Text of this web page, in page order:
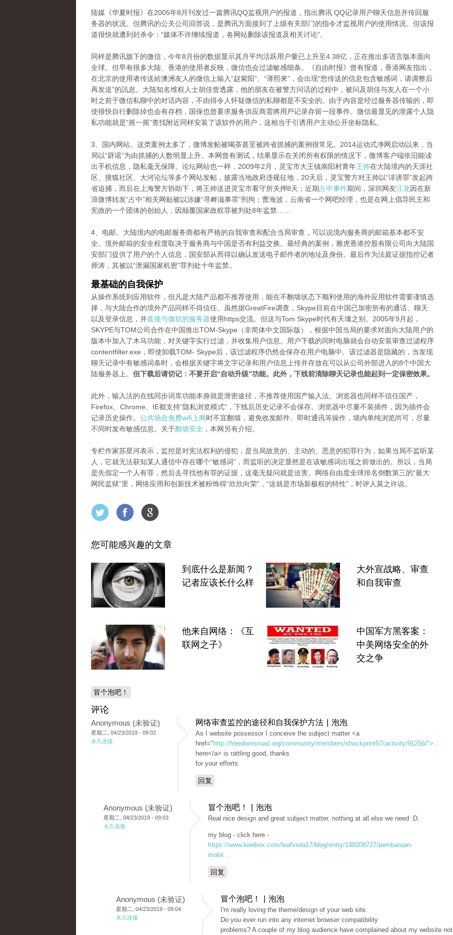
陆媒《华夏时报》在2005年8月刊发过一篇腾讯QQ监视用户的报道，指出腾讯 QQ记录用户聊天信息并传回服
务器的状况。但腾讯的公关公司回答说，是腾讯方面接到了上级有关部门的指令才监视用户的使用情况。但该报
道很快就遭到封杀令：“媒体不许继续报道，各网站删除该报道及相关讨论”。
同样是腾讯旗下的微信，今年8月份的数据显示其月平均活跃用户量已上升至4.38亿，正在推出多语言版本面向
全球。但早有很多大陆、香港的使用者反映，微信也会过滤敏感细条。《自由时报》曾有报道，香港网友指出，
在北京的使用者传送給澳洲友人的微信上输入“赵紫阳”、“薄熙來”，会出现“您传送的信息包含敏感词，请调整后
再发送”的訊息。大陆知名维权人士胡佳曾透露，他的朋友在被警方问话的过程中，被问及胡佳与友人在一个小
时之前于微信私聊中的对话内容，不由得令人怀疑微信的私聊都是不安全的。由于內容是经过服务器传输的，即
使很快自行删除掉也会有存档，国保也曾要求服务供应商需將用戶记录存留一段事件。微信最显见的泄露个人隐
私功能就是“摇一摇”查找附近同样安装了该软件的用户，这相当于引诱用户主动公开坐标隐私。
3、国内网站。这类案例太多了，微博发帖被喝茶甚至被跨省抓捕的案例很常见。2014运动式净网启动以来，当
局以“辟谣”为由抓捕的人数明显上升。本网曾有测试，结果显示在关闭所有权限的情况下，微博客户端依旧能读
出手机信息，隐私毫无保障。论坛网站也一样，2009年2月，灵宝市大王镇南阳村青年王帅在大陆境内的天涯社
区、搜狐社区、大河论坛等多个网站发帖，披露当地政府违规征地，20天后，灵宝警方对王帅以“诽谤罪”发起跨
省追捕，而后在上海警方协助下，将王帅送进灵宝市看守所关押8天；近期占中事件期间，深圳网友汪龙因在新
浪微博转发“占中”相关网贴被以涉嫌“寻衅滋事罪”刑拘；曹海波，云南省一个网吧经理，也是在网上倡导民主和
宪政的一个团体的创始人，因颠覆国家政权罪被判处8年监禁……
4、电邮。大陆境内的电邮服务商都有严格的自我审查和配合当局审查，可以说境内服务商的邮箱基本都不安
全。境外邮箱的安全程度取决于服务商与中国是否有利益交换。最经典的案例，雅虎香港控股有限公司向大陆国
安部门提供了用户的个人信息，国安部从而得以确认发送电子邮件者的地址及身份。最后作为法庭证据指控记者
师涛，其被以“泄漏国家机密”罪判处十年监禁。
最基础的自我保护
从操作系统到应用软件，但凡是大陆产品都不推荐使用，能在不翻墙状态下顺利使用的海外应用软件需要谨慎选
择，与大陆合作的境外产品同样不得信任。虽然据GreatFire调查，Skype目前在中国已加密所有的通话、聊天
以及登录信息，并直接与微软的服务器使用https交流。但这与Tom Skype时代有天壤之别。2005年9月起，
SKYPE与TOM公司合作在中国推出TOM-Skype（非简体中文国际版），根据中国当局的要求对面向大陆用户的
版本中加入了木马功能，对关键字实行过滤，并收集用户信息。用户下载的同时电脑就会自动安装审查过滤程序
contentfilter.exe，即使卸载TOM- Skype后，该过滤程序仍然会保存在用户电脑中。该过滤器是隐藏的，当发现
聊天记录中有敏感词条时，会根据关键字将文字记录和用户信息上传并存放在可以从公司外部进入的8个中国大
陆服务器上。 但下载后请切记：不要开启“自动升级”功能。此外，下线前清除聊天记录也能起到一定保密效果。
此外，输入法的在线同步词库功能本身就是泄密途径，不推荐使用国产输入法。浏览器也同样不信任国产，
Firefox、Chrome、IE都支持“隐私浏览模式”，下线后历史记录不会保存。浏览器中尽量不装插件，因为插件会
记录历史操作。 公共场合免费wifi上网时不宜翻墙，避免收发邮件、即时通讯等操作，墙内单纯浏览尚可，尽量
不同时发布敏感信息。关于翻墙安全 ，本网另有介绍。
专栏作家苏星河表示，监控是对宪法权利的侵犯，是当局故意的、主动的、恶意的犯罪行为，如果当局不监听某
人，它就无法获知某人通信中存在哪个“敏感词”，而监听的决定显然是在该敏感词出现之前做出的。所以，当局
是先假定一个人有罪，然后去寻找他有罪的证据，这毫无疑问就是迫害。网络自由度全球排名倒数第三的“最大
网民监狱”里，网络应用和创新技术被粉饰得“欣欣向荣”，“这就是市场新极权的特性”，时评人莫之许说。
您可能感兴趣的文章
到底什么是新闻？
记者应该长什么样
大外宣战略、审查
和自我审查
他来自网络：《互
联网之子》
中国军方黑客案：
中美网络安全的外
交之争
冒个泡吧！
评论
Anonymous (未验证)
星期二, 04/23/2019 - 09:02
永久连接
网络审查监控的途径和自我保护方法 | 泡泡
As I website possessor I conceive the subject matter <a
href=" http://freedomsroad.org/community/members/shockprint57/activity/91256/">...
here</a> is rattling good, thanks
for your efforts.
回复
Anonymous (未验证)
星期二, 04/23/2019 - 09:03
永久连接
冒个泡吧！ | 泡泡
Real nice design and great subject matter, nothing at all else we need :D.
my blog - click here -
https://www.kiwibox.com/leafviola17/blog/entry/148208727/pembaruan-
mobil...
回复
Anonymous (未验证)
星期二, 04/23/2019 - 09:04
永久连接
冒个泡吧！ | 泡泡
I'm really loving the theme/design of your web site.
Do you ever run into any internet browser compatibility
problems? A couple of my blog audience have complained about my website not